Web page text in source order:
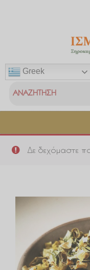
Greek
Δε δεχόμαστε